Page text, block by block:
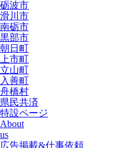
砺波市
滑川市
南砺市
黒部市
朝日町
上市町
立山町
入善町
舟橋村
県民共済
特設ページ
About
us
広告掲載&仕事依頼